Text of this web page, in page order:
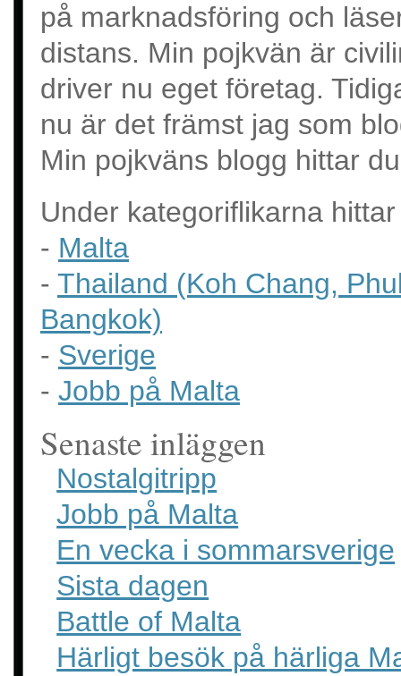
på marknadsföring och
distans. Min pojkvän är
driver nu eget företag.
nu är det främst jag som
Min pojkväns blogg hittar
Under kategoriflikarna
- Malta
- Thailand (Koh Chang,
Bangkok)
- Sverige
- Jobb på Malta
Senaste inläggen
Nostalgitripp
Jobb på Malta
En vecka i sommarsverige
Sista dagen
Battle of Malta
Härligt besök på härliga